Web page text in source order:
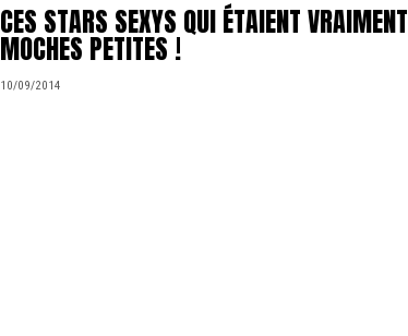
CES STARS SEXYS QUI ÉTAIENT VRAIMENT
MOCHES PETITES !
10/09/2014